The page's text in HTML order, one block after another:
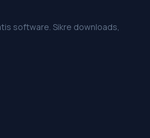
software. Sikre downloads,